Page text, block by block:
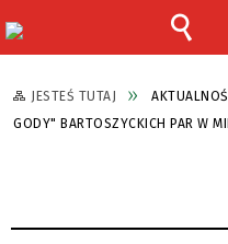
JESTEŚ TUTAJ
GODY" BARTOSZYCKICH PAR W